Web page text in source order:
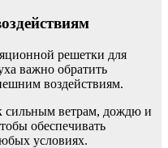
решетки для
важно обратить
воздействиям.
сильным ветрам, дождю и
обеспечивать
условиях.